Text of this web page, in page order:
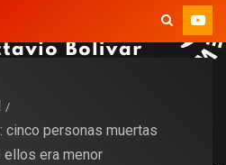
cinco personas muertas
ellos era menor